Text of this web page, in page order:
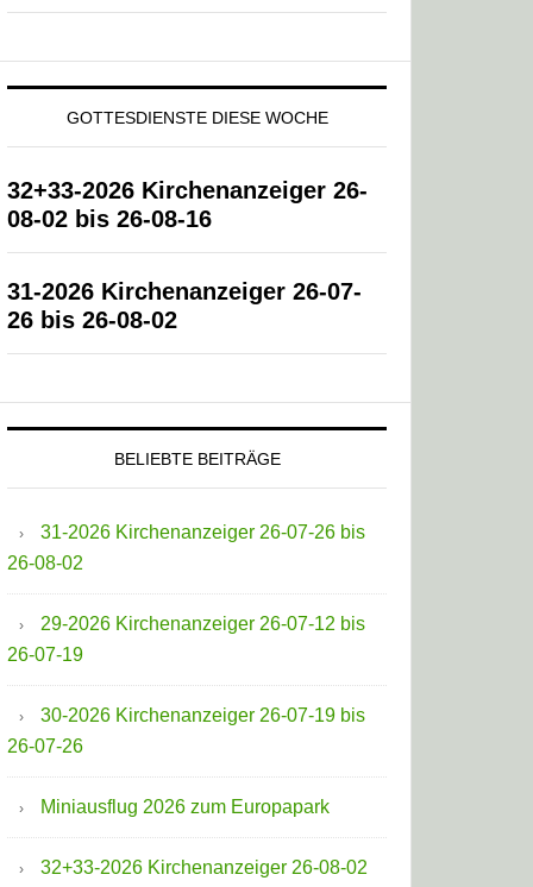
GOTTESDIENSTE DIESE WOCHE
32+33-2026 Kirchenanzeiger 26-
08-02 bis 26-08-16
31-2026 Kirchenanzeiger 26-07-
26 bis 26-08-02
BELIEBTE BEITRÄGE
31-2026 Kirchenanzeiger 26-07-26 bis
26-08-02
29-2026 Kirchenanzeiger 26-07-12 bis
26-07-19
30-2026 Kirchenanzeiger 26-07-19 bis
26-07-26
Miniausflug 2026 zum Europapark
32+33-2026 Kirchenanzeiger 26-08-02